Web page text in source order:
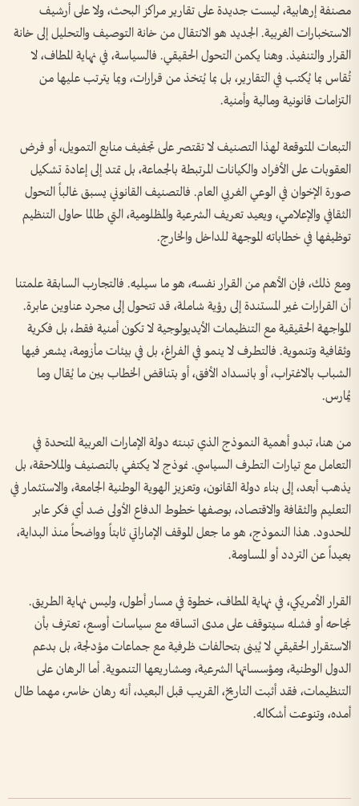
مصنفة إرهابية، ليست جديدة على تقارير مراكز البحث، ولا على أرشيف
الاستخبارات الغربية. الجديد هو الانتقال من خانة التوصيف والتحليل إلى خانة
القرار والتنفيذ. وهنا يكمن التحول الحقيقي. فالسياسة، في نهاية المطاف، لا
تُقاس بما يُكتب في التقارير، بل بما يُتخذ من قرارات، وبما يترتب عليها من
التزامات قانونية ومالية وأمنية.
التبعات المتوقعة لهذا التصنيف لا تقتصر على تجفيف منابع التمويل، أو فرض
العقوبات على الأفراد والكيانات المرتبطة بالجماعة، بل تمتد إلى إعادة تشكيل
صورة الإخوان في الوعي الغربي العام. فالتصنيف القانوني يسبق غالباً التحول
الثقافي والإعلامي، ويعيد تعريف الشرعية والمظلومية، التي طالما حاول التنظيم
توظيفها في خطاباته الموجهة للداخل والخارج.
ومع ذلك، فإن الأهم من القرار نفسه، هو ما سيليه. فالتجارب السابقة علمتنا
أن القرارات غير المستندة إلى رؤية شاملة، قد تتحول إلى مجرد عناوين عابرة.
المواجهة الحقيقية مع التنظيمات الأيديولوجية لا تكون أمنية فقط، بل فكرية
وثقافية وتنموية. فالتطرف لا ينمو في الفراغ، بل في بيئات مأزومة، يشعر فيها
الشباب بالاغتراب، أو بانسداد الأفق، أو بتناقض الخطاب بين ما يُقال وما
يُمارس.
من هنا، تبدو أهمية النموذج الذي تبنته دولة الإمارات العربية المتحدة في
التعامل مع تيارات التطرف السياسي. نموذج لا يكتفي بالتصنيف والملاحقة، بل
يذهب أبعد، إلى بناء دولة القانون، وتعزيز الهوية الوطنية الجامعة، والاستثمار في
التعليم والثقافة والاقتصاد، بوصفها خطوط الدفاع الأولى ضد أي فكر عابر
للحدود. هذا النموذج، هو ما جعل الموقف الإماراتي ثابتاً وواضحاً منذ البداية،
بعيداً عن التردد أو المساومة.
القرار الأمريكي، في نهاية المطاف، خطوة في مسار أطول، وليس نهاية الطريق.
نجاحه أو فشله سيتوقف على مدى اتساقه مع سياسات أوسع، تعترف بأن
الاستقرار الحقيقي لا يُبنى بتحالفات ظرفية مع جماعات مؤدلجة، بل بدعم
الدول الوطنية، ومؤسساتها الشرعية، ومشاريعها التنموية. أما الرهان على
التنظيمات، فقد أثبت التاريخ، القريب قبل البعيد، أنه رهان خاسر، مهما طال
أمده، وتنوعت أشكاله.